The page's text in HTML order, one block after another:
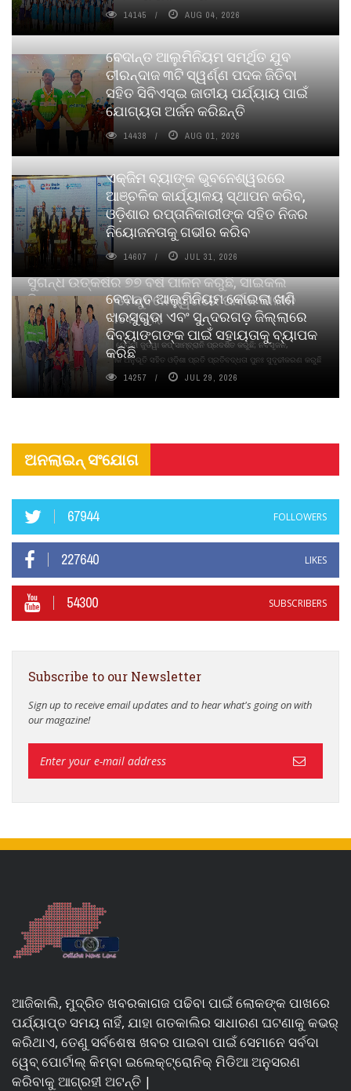
ସୁଗନ୍ଧ ଉତ୍କର୍ଷର ୭୭ ବର୍ଷ ପାଳନ କରୁଛି, ସାଇକଲ
ପିୟୋର୍‌ ଅଗରବତୀ ଭୁବନେଶ୍ୱରରେ ପାର୍ବଣ କାଳୀନ
ନବସୃଜନ ଉନ୍ମୋଚନ କଲା
ବାଉଁଶ ବିହୀନ କଠିନ ଧୂପ ଏବଂ ମେଦିନୀ ଜୁଡୱା କପ୍‌ ସାମ୍ବ୍ରାନି ପ୍ରଦର୍ଶିତ କରୁଛି; ନବସୃଜନ,
ଦୀର୍ଘସ୍ଥାୟିତା ଏବଂ ଆଧ୍ୟାତ୍ମିକ ଅନୁଭୂତି ସହିତ ଓଡ଼ିଶା ପ୍ରତି ପ୍ରତିବଦ୍ଧତା ପୁନଃ ସୁଦୃଢୀକରଣ କରୁଛି
14145 AUG 04, 2026
ବେଦାନ୍ତ ଆଲୁମିନିୟମ ସମର୍ଥିତ ଯୁବ
ତୀରନ୍ଦାଜ ୩ଟି ସ୍ୱର୍ଣ୍ଣ ପଦକ ଜିତିବା
ସହିତ ସିବିଏସ୍ଇ ଜାତୀୟ ପର୍ଯ୍ୟାୟ ପାଇଁ
ଯୋଗ୍ୟତା ଅର୍ଜନ କରିଛନ୍ତି
14438 AUG 01, 2026
ଏକ୍ଜିମ ବ୍ୟାଙ୍କ ଭୁବନେଶ୍ୱରରେ
ଆଞ୍ଚଳିକ କାର୍ଯ୍ୟାଳୟ ସ୍ଥାପନ କରିବ,
ଓଡ଼ିଶାର ରପ୍ତାନିକାରୀଙ୍କ ସହିତ ନିଜର
ନିୟୋଜନତାକୁ ଗଭୀର କରିବ
14607 JUL 31, 2026
ବେଦାନ୍ତ ଆଲୁମିନିୟମ କୋଇଲା ଖଣି
ଝାରସୁଗୁଡା ଏବଂ ସୁନ୍ଦରଗଡ଼ ଜିଲ୍ଲାରେ
ଦିବ୍ୟାଙ୍ଗଙ୍କ ପାଇଁ ସହାୟତାକୁ ବ୍ୟାପକ
କରିଛି
14257 JUL 29, 2026
ଅନଲାଇନ୍ ସଂଯୋଗ
67944 FOLLOWERS
227640 LIKES
54300 SUBSCRIBERS
Subscribe to our Newsletter
Sign up to receive email updates and to hear what's going on with
our magazine!
ଆଜିକାଲି, ମୁଦ୍ରିତ ଖବରକାଗଜ ପଢିବା ପାଇଁ ଲୋକଙ୍କ ପାଖରେ
ପର୍ଯ୍ୟାପ୍ତ ସମୟ ନାହିଁ, ଯାହା ଗତକାଲିର ସାଧାରଣ ଘଟଣାକୁ କଭର୍
କରିଥାଏ, ତେଣୁ ସର୍ବଶେଷ ଖବର ପାଇବା ପାଇଁ ସେମାନେ ସର୍ବଦା
ୱେବ୍ ପୋର୍ଟାଲ୍ କିମ୍ବା ଇଲେକ୍ଟ୍ରୋନିକ୍ ମିଡିଆ ଅନୁସରଣ
କରିବାକୁ ଆଗ୍ରହୀ ଅଟନ୍ତି |